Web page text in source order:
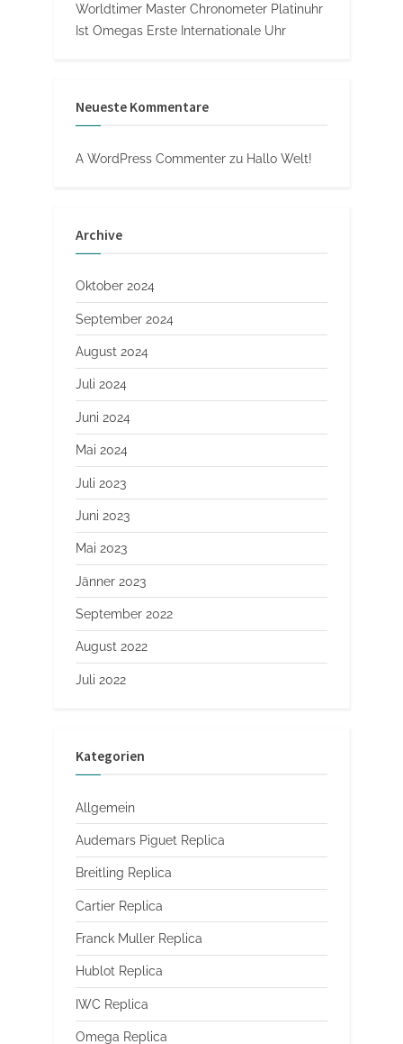
Worldtimer Master Chronometer Platinuhr
Ist Omegas Erste Internationale Uhr
Neueste Kommentare
A WordPress Commenter zu Hallo Welt!
Archive
Oktober 2024
September 2024
August 2024
Juli 2024
Juni 2024
Mai 2024
Juli 2023
Juni 2023
Mai 2023
Jänner 2023
September 2022
August 2022
Juli 2022
Kategorien
Allgemein
Audemars Piguet Replica
Breitling Replica
Cartier Replica
Franck Muller Replica
Hublot Replica
IWC Replica
Omega Replica